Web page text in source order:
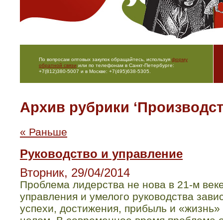
По вопросам оптовых закупок обращайтесь, используя форму
обратной связи или по телефонам в Санкт-Петербурге:
+7(812)380-5007 и в Москве: +7(495)638-5305.
Архив рубрики
« Раньше
Руководство и управление
Вторник, 29/04/2014
Проблема лидерства не нова в 21-м
управления и умелого руководства
успехи, достижения, прибыль и